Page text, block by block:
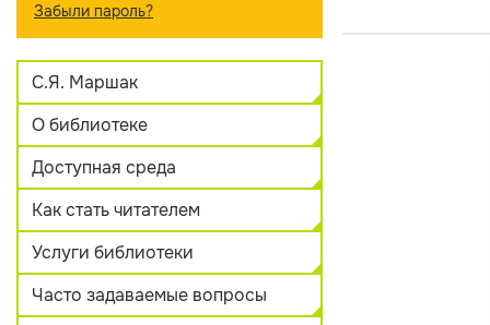
Забыли пароль?
С.Я. Маршак
О библиотеке
Доступная среда
Как стать читателем
Услуги библиотеки
Часто задаваемые вопросы